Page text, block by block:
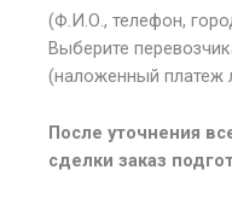
(Ф.И.О., телефон,
Выберите
(наложенный платеж
После уточнения
сделки заказ